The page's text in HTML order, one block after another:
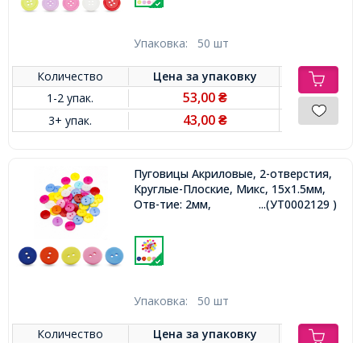
Упаковка: 50 шт
Количество Цена заупаковку
1-2 упак.
53,00₴
3+ упак. 43,00₴
Пуговицы Акриловые, 2-отверстия,
Круглые-Плоские, Микс, 15х1.5мм,
Отв-тие: 2мм,
...(УТ0002129 )
Упаковка: 50 шт
Количество Цена заупаковку